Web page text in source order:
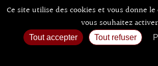
Ce site utilise des cookies et vous donne
vous souhaitez activer
Tout accepter Tout refuser